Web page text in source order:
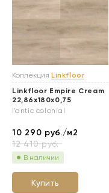
Коллекция Linkfloor
Linkfloor Empire Cream
22,86x180x0,75
l'antic colonial
10 290 руб./м2
12 410руб.
В наличии
Купить